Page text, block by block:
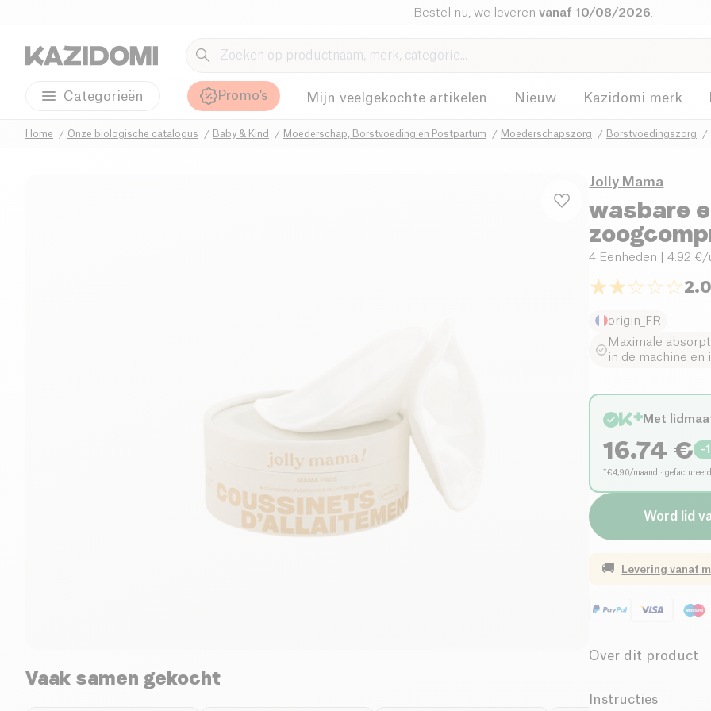
Bestel nu, we leveren vanaf 10/08/2026
Categorieën Promo's Mijn veelgekochte artikelen Nieuw Kazidomi merk
Home Onze biologische catalogus Baby & Kind Moederschap, Borstvoeding en Postpartum Moederschapszorg Borstvoedingszorg
Vaak samen gekocht
Jolly Mama
wasbare
4 Eenheden | 4.92 €/
2.0
origin_FR
Maximale
in de machine en
Met
16.74 € -
*€4,90/maand ·
Word lid
🚚 Levering vanaf
Over dit product
Biologisch
Instructies